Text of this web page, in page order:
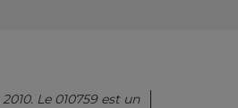
2010. Le 010759 est un